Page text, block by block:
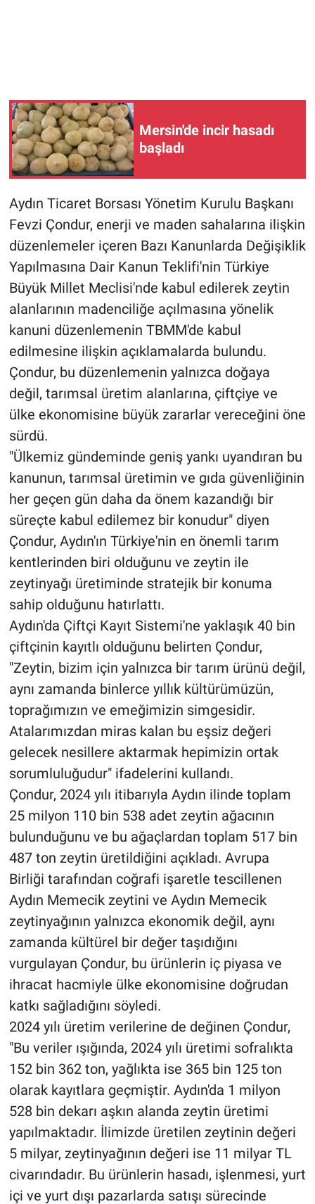
Mersin'de incir hasadı
başladı
Aydın Ticaret Borsası Yönetim Kurulu Başkanı
Fevzi Çondur, enerji ve maden sahalarına ilişkin
düzenlemeler içeren Bazı Kanunlarda Değişiklik
Yapılmasına Dair Kanun Teklifi'nin Türkiye
Büyük Millet Meclisi'nde kabul edilerek zeytin
alanlarının madenciliğe açılmasına yönelik
kanuni düzenlemenin TBMM'de kabul
edilmesine ilişkin açıklamalarda bulundu.
Çondur, bu düzenlemenin yalnızca doğaya
değil, tarımsal üretim alanlarına, çiftçiye ve
ülke ekonomisine büyük zararlar vereceğini öne
sürdü.
"Ülkemiz gündeminde geniş yankı uyandıran bu
kanunun, tarımsal üretimin ve gıda güvenliğinin
her geçen gün daha da önem kazandığı bir
süreçte kabul edilemez bir konudur" diyen
Çondur, Aydın'ın Türkiye'nin en önemli tarım
kentlerinden biri olduğunu ve zeytin ile
zeytinyağı üretiminde stratejik bir konuma
sahip olduğunu hatırlattı.
Aydın'da Çiftçi Kayıt Sistemi'ne yaklaşık 40 bin
çiftçinin kayıtlı olduğunu belirten Çondur,
"Zeytin, bizim için yalnızca bir tarım ürünü değil,
aynı zamanda binlerce yıllık kültürümüzün,
toprağımızın ve emeğimizin simgesidir.
Atalarımızdan miras kalan bu eşsiz değeri
gelecek nesillere aktarmak hepimizin ortak
sorumluluğudur" ifadelerini kullandı.
Çondur, 2024 yılı itibarıyla Aydın ilinde toplam
25 milyon 110 bin 538 adet zeytin ağacının
bulunduğunu ve bu ağaçlardan toplam 517 bin
487 ton zeytin üretildiğini açıkladı. Avrupa
Birliği tarafından coğrafi işaretle tescillenen
Aydın Memecik zeytini ve Aydın Memecik
zeytinyağının yalnızca ekonomik değil, aynı
zamanda kültürel bir değer taşıdığını
vurgulayan Çondur, bu ürünlerin iç piyasa ve
ihracat hacmiyle ülke ekonomisine doğrudan
katkı sağladığını söyledi.
2024 yılı üretim verilerine de değinen Çondur,
"Bu veriler ışığında, 2024 yılı üretimi sofralıkta
152 bin 362 ton, yağlıkta ise 365 bin 125 ton
olarak kayıtlara geçmiştir. Aydın'da 1 milyon
528 bin dekarı aşkın alanda zeytin üretimi
yapılmaktadır. İlimizde üretilen zeytinin değeri
5 milyar, zeytinyağının değeri ise 11 milyar TL
civarındadır. Bu ürünlerin hasadı, işlenmesi, yurt
içi ve yurt dışı pazarlarda satışı sürecinde